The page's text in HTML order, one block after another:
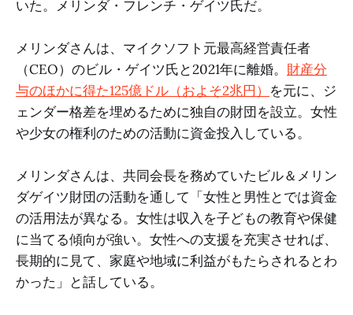
いた。メリンダ・フレンチ・ゲイツ氏だ。
メリンダさんは、マイクソフト元最高経営責任者
（CEO）のビル・ゲイツ氏と2021年に離婚。 財産分
与のほかに得た125億ドル（およそ2兆円） を元に、ジ
ェンダー格差を埋めるために独自の財団を設立。女性
や少女の権利のための活動に資金投入している。
メリンダさんは、共同会長を務めていたビル＆メリン
ダゲイツ財団の活動を通して「女性と男性とでは資金
の活用法が異なる。女性は収入を子どもの教育や保健
に当てる傾向が強い。女性への支援を充実させれば、
長期的に見て、家庭や地域に利益がもたらされるとわ
かった」と話している。